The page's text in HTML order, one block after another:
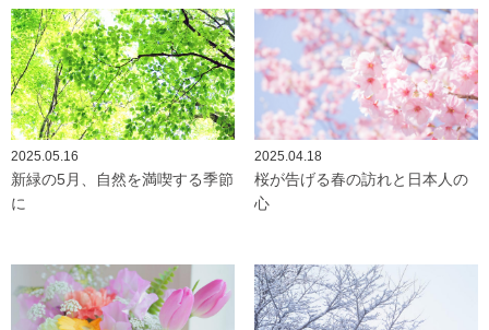
2025.05.16
新緑の5月、自然を満喫する季節
に
2025.04.18
桜が告げる春の訪れと日本人の
心